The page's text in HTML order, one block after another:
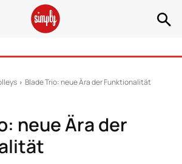
Blade Trio: neue Ära der Funktionalität
neue Ära der